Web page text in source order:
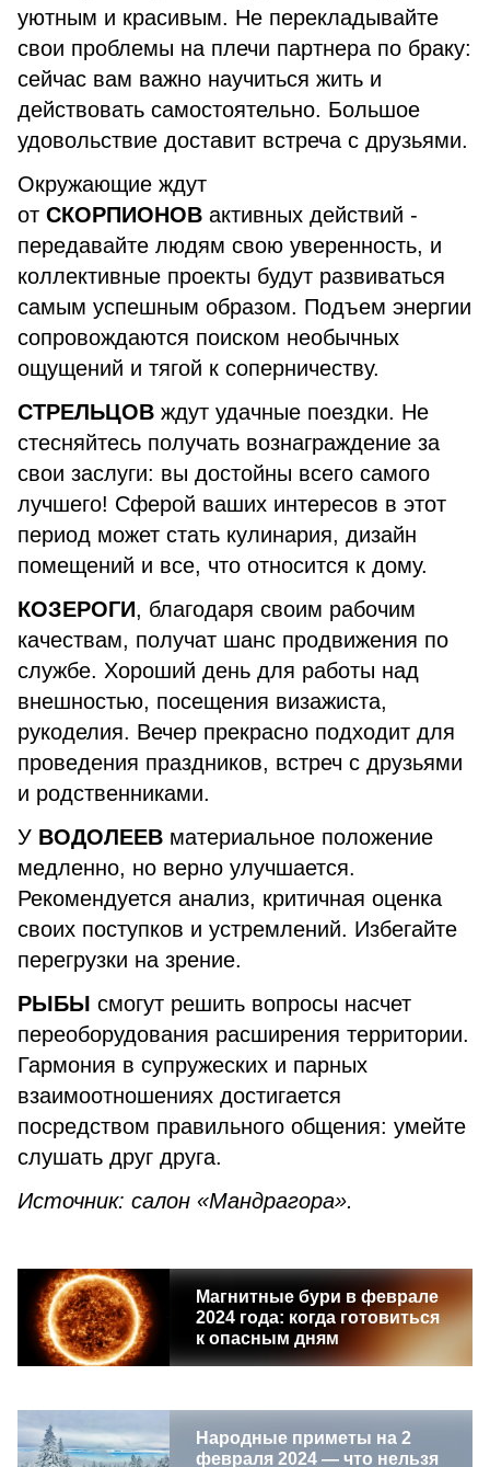
уютным и красивым. Не перекладывайте
свои проблемы на плечи партнера по браку:
сейчас вам важно научиться жить и
действовать самостоятельно. Большое
удовольствие доставит встреча с друзьями.
Окружающие ждут
от СКОРПИОНОВ активных действий -
передавайте людям свою уверенность, и
коллективные проекты будут развиваться
самым успешным образом. Подъем энергии
сопровождаются поиском необычных
ощущений и тягой к соперничеству.
СТРЕЛЬЦОВ ждут удачные поездки. Не
стесняйтесь получать вознаграждение за
свои заслуги: вы достойны всего самого
лучшего! Сферой ваших интересов в этот
период может стать кулинария, дизайн
помещений и все, что относится к дому.
КОЗЕРОГИ, благодаря своим рабочим
качествам, получат шанс продвижения по
службе. Хороший день для работы над
внешностью, посещения визажиста,
рукоделия. Вечер прекрасно подходит для
проведения праздников, встреч с друзьями
и родственниками.
У ВОДОЛЕЕВ материальное положение
медленно, но верно улучшается.
Рекомендуется анализ, критичная оценка
своих поступков и устремлений. Избегайте
перегрузки на зрение.
РЫБЫ смогут решить вопросы насчет
переоборудования расширения территории.
Гармония в супружеских и парных
взаимоотношениях достигается
посредством правильного общения: умейте
слушать друг друга.
Источник: салон «Мандрагора».
Магнитные бури в феврале
2024 года: когда готовиться
к опасным дням
Народные приметы на 2
февраля 2024 — что нельзя